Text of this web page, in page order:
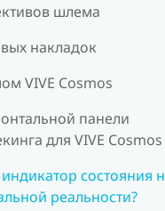
шлема
накладок
VIVE Cosmos
панели
для VIVE Cosmos
состояния
реальности?